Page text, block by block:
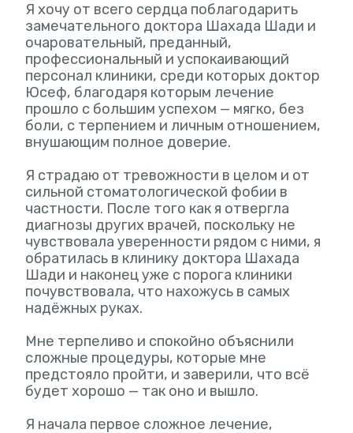
Я хочу от всего сердца поблагодарить
замечательного доктора Шахада Шади и
очаровательный, преданный,
профессиональный и успокаивающий
персонал клиники, среди которых доктор
Юсеф, благодаря которым лечение
прошло с большим успехом — мягко, без
боли, с терпением и личным отношением,
внушающим полное доверие.
Я страдаю от тревожности в целом и от
сильной стоматологической фобии в
частности. После того как я отвергла
диагнозы других врачей, поскольку не
чувствовала уверенности рядом с ними, я
обратилась в клинику доктора Шахада
Шади и наконец уже с порога клиники
почувствовала, что нахожусь в самых
надёжных руках.
Мне терпеливо и спокойно объяснили
сложные процедуры, которые мне
предстояло пройти, и заверили, что всё
будет хорошо — так оно и вышло.
Я начала первое сложное лечение,